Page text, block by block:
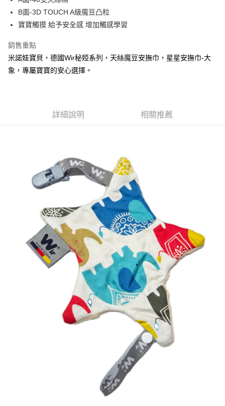
ATM付款
宅配
每筆NT$80，滿NT$500(含以上)免運費
B面-3D TOUCH A級魔豆凸粒
寶寶觸摸 給予安全感 增加觸感學習
銷售重點
米諾娃寶貝，德國Wir秘婭系列，天絲魔豆安撫巾，星星安撫巾-大
象，專屬寶寶的安心選擇。
詳細說明 相關推薦